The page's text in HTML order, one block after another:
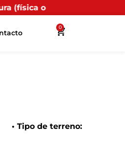
en uno de nuestros
0
• Tipo de terreno: